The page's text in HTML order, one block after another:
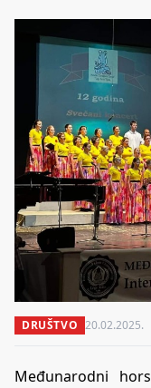
DRUŠTVO 20.02.2025.
Međunarodni